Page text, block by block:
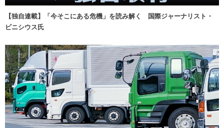
【独自連載】「今そこにある危機」を読み解く 国際ジャーナリスト・
ビニシウス氏